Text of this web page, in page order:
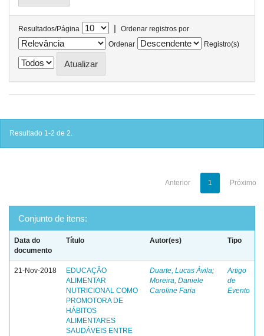
Resultados/Página |
Ordenar registros por
Ordenar
Registro(s)
Resultado 1-2 de 2.
Anterior 1 Próximo
Conjunto de itens:
Data do
documento
Título Autor(es) Tipo
21-Nov-2018
EDUCAÇÃO
ALIMENTAR
NUTRICIONAL COMO
PROMOTORA DE
HÁBITOS
ALIMENTARES
SAUDÁVEIS ENTRE
Duarte, Lucas Ávila;
Moreira, Daniele
Caroline Faria
Artigo
de
Evento